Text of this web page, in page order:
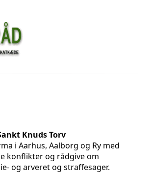
Knuds Torv
i Aarhus, Aalborg og Ry med
konflikter og rådgive om
og arveret og straffesager.